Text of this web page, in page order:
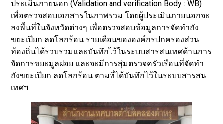
ประเมินภายนอก (Validation and verification Body : WB)
เพื่อตรวจสอบเอกสารในภาพรวม โดยผู้ประเมินภายนอกจะ
ลงพื้นที่ในจังหวัดต่างๆ เพื่อตรวจสอบข้อมูลการจัดทำถัง
ขยะเปียก ลดโลกร้อน รายเดือนขององค์กรปกครองส่วน
ท้องถิ่นได้รวบรวมและบันทึกไว้ในระบบสารสนเทศด้านการ
จัดการขยะมูลฝอย และจะมีการสุ่มตรวจครัวเรือนที่จัดทำ
ถังขยะเปียก ลดโลกร้อน ตามที่ได้บันทึกไว้ในระบบสารสน
เทศฯ